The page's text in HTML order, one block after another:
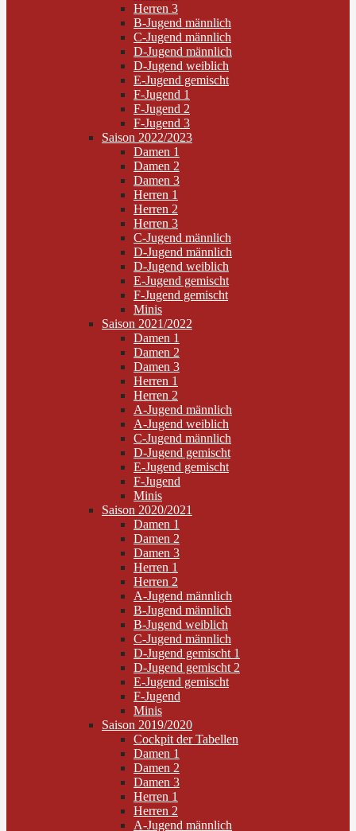
Herren 3
B-Jugend männlich
C-Jugend männlich
D-Jugend männlich
D-Jugend weiblich
E-Jugend gemischt
F-Jugend 1
F-Jugend 2
F-Jugend 3
Saison 2022/2023
Damen 1
Damen 2
Damen 3
Herren 1
Herren 2
Herren 3
C-Jugend männlich
D-Jugend männlich
D-Jugend weiblich
E-Jugend gemischt
F-Jugend gemischt
Minis
Saison 2021/2022
Damen 1
Damen 2
Damen 3
Herren 1
Herren 2
A-Jugend männlich
A-Jugend weiblich
C-Jugend männlich
D-Jugend gemischt
E-Jugend gemischt
F-Jugend
Minis
Saison 2020/2021
Damen 1
Damen 2
Damen 3
Herren 1
Herren 2
A-Jugend männlich
B-Jugend männlich
B-Jugend weiblich
C-Jugend männlich
D-Jugend gemischt 1
D-Jugend gemischt 2
E-Jugend gemischt
F-Jugend
Minis
Saison 2019/2020
Cockpit der Tabellen
Damen 1
Damen 2
Damen 3
Herren 1
Herren 2
A-Jugend männlich